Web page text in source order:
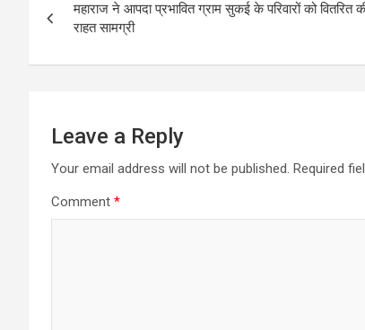
navigation
महाराज ने आपदा प्रभावित ग्राम सुकई के परिवारों को वितरित
राहत सामग्री
Leave a Reply
Your email address will not be published. Required
Comment *